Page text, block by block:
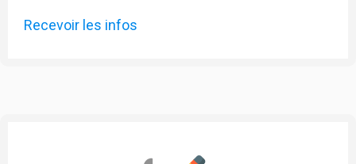
Recevoir les infos